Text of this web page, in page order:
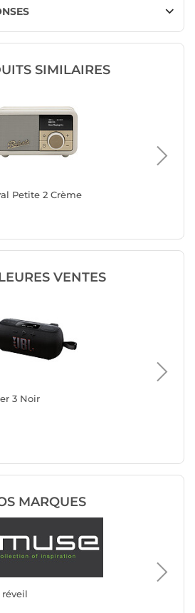
SIMILAIRES
Petite 2 Crème
VENTES
3 Noir
MARQUES
réveil
Radio
Roberts